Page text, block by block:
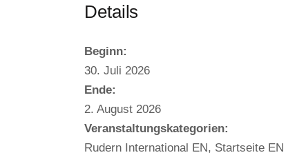
Details
Beginn:
30. Juli 2026
Ende:
2. August 2026
Veranstaltungskategorien:
Rudern International EN, Startseite EN